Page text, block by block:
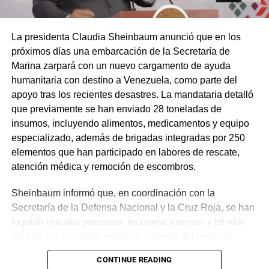
La presidenta Claudia Sheinbaum anunció que en los
próximos días una embarcación de la Secretaría de
Marina zarpará con un nuevo cargamento de ayuda
humanitaria con destino a Venezuela, como parte del
apoyo tras los recientes desastres. La mandataria detalló
que previamente se han enviado 28 toneladas de
insumos, incluyendo alimentos, medicamentos y equipo
especializado, además de brigadas integradas por 250
elementos que han participado en labores de rescate,
atención médica y remoción de escombros.
Sheinbaum informó que, en coordinación con la
Secretaría de la Defensa Nacional y la Cruz Roja, se han
logrado rescatar personas, recuperar cuerpos y brindar
plantas de energía y materiales de apoyo. Subrayó que
estas acciones responden a solicitudes del gobierno
CONTINUE READING